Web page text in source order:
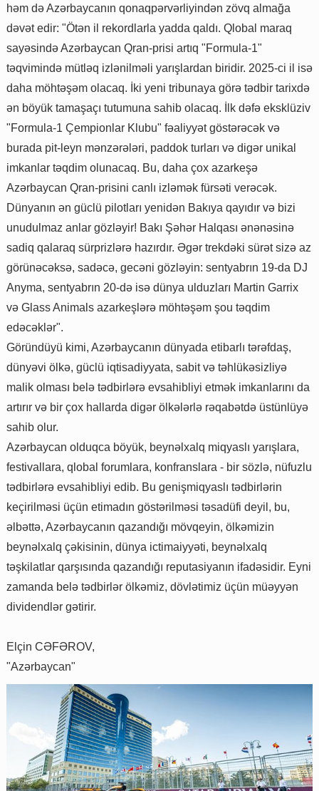
həm də Azərbaycanın qonaqpərvərliyindən zövq almağa
dəvət edir: "Ötən il rekordlarla yadda qaldı. Qlobal maraq
sayəsində Azərbaycan Qran-prisi artıq "Formula-1"
təqvimində mütləq izlənilməli yarışlardan biridir. 2025-ci il isə
daha möhtəşəm olacaq. İki yeni tribunaya görə tədbir tarixdə
ən böyük tamaşaçı tutumuna sahib olacaq. İlk dəfə eksklüziv
"Formula-1 Çempionlar Klubu" fəaliyyət göstərəcək və
burada pit-leyn mənzərələri, paddok turları və digər unikal
imkanlar təqdim olunacaq. Bu, daha çox azarkeşə
Azərbaycan Qran-prisini canlı izləmək fürsəti verəcək.
Dünyanın ən güclü pilotları yenidən Bakıya qayıdır və bizi
unudulmaz anlar gözləyir! Bakı Şəhər Halqası ənənəsinə
sadiq qalaraq sürprizlərə hazırdır. Əgər trekdəki sürət sizə az
görünəcəksə, sadəcə, gecəni gözləyin: sentyabrın 19-da DJ
Anyma, sentyabrın 20-də isə dünya ulduzları Martin Garrix
və Glass Animals azarkeşlərə möhtəşəm şou təqdim
edəcəklər".
Göründüyü kimi, Azərbaycanın dünyada etibarlı tərəfdaş,
dünyəvi ölkə, güclü iqtisadiyyata, sabit və təhlükəsizliyə
malik olması belə tədbirlərə evsahibliyi etmək imkanlarını da
artırır və bir çox hallarda digər ölkələrlə rəqabətdə üstünlüyə
sahib olur.
Azərbaycan olduqca böyük, beynəlxalq miqyaslı yarışlara,
festivallara, qlobal forumlara, konfranslara - bir sözlə, nüfuzlu
tədbirlərə evsahibliyi edib. Bu genişmiqyaslı tədbirlərin
keçirilməsi üçün etimadın göstərilməsi təsadüfi deyil, bu,
əlbəttə, Azərbaycanın qazandığı mövqeyin, ölkəmizin
beynəlxalq çəkisinin, dünya ictimaiyyəti, beynəlxalq
təşkilatlar qarşısında qazandığı reputasiyanın ifadəsidir. Eyni
zamanda belə tədbirlər ölkəmiz, dövlətimiz üçün müəyyən
dividendlər gətirir.
Elçin CƏFƏROV,
"Azərbaycan"